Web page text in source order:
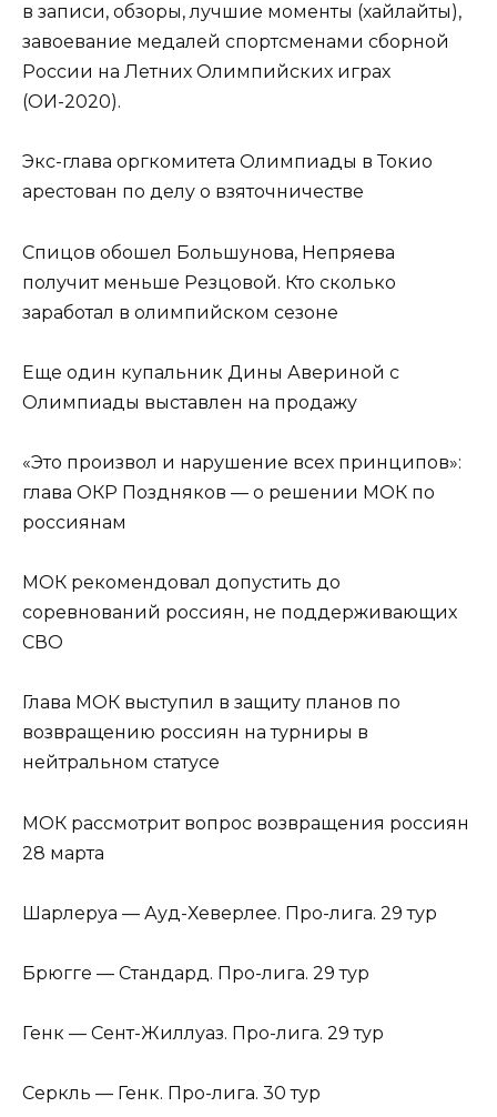
в записи, обзоры, лучшие моменты (хайлайты),
завоевание медалей спортсменами сборной
России на Летних Олимпийских играх
(ОИ-2020).
Экс-глава оргкомитета Олимпиады в Токио
арестован по делу о взяточничестве
Спицов обошел Большунова, Непряева
получит меньше Резцовой. Кто сколько
заработал в олимпийском сезоне
Еще один купальник Дины Авериной с
Олимпиады выставлен на продажу
«Это произвол и нарушение всех принципов»:
глава ОКР Поздняков — о решении МОК по
россиянам
МОК рекомендовал допустить до
соревнований россиян, не поддерживающих
СВО
Глава МОК выступил в защиту планов по
возвращению россиян на турниры в
нейтральном статусе
МОК рассмотрит вопрос возвращения россиян
28 марта
Шарлеруа — Ауд-Хеверлее. Про-лига. 29 тур
Брюгге — Стандард. Про-лига. 29 тур
Генк — Сент-Жиллуаз. Про-лига. 29 тур
Серкль — Генк. Про-лига. 30 тур